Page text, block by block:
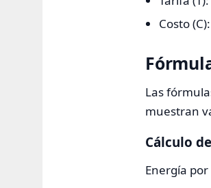
Costo
Las
muestran
Cálculo
Energía